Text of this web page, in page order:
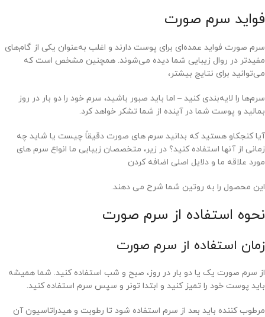
فواید سرم صورت
سرم‌ صورت فواید عمده‌ای برای پوست دارند و اغلب به‌عنوان یکی از گام‌های
مفیدتر در روال زیبایی شما دیده می‌شوند. همچنین مشخص است که
می‌توانید برای نتایج بیشتر،
سرم‌ها را لایه‌بندی کنید – اما باید صبور باشید، سرم خود را دو بار در روز
بمالید و پوست شما در آینده از شما تشکر خواهد کرد.
آیا کنجکاو هستید که بدانید سرم های صورت دقیقاً چیست یا شاید چه
زمانی از آنها استفاده کنید؟ در زیر، متخصصان زیبایی ما انواع سرم های
مورد علاقه ما و دلایل اصلی اضافه کردن
این محصول را به روتین شما شرح می دهند.
نحوه استفاده از سرم صورت
زمان استفاده از سرم صورت
از سرم صورت یک یا دو بار در روز، صبح و شب استفاده کنید. شما همیشه
باید پوست خود را تمیز کنید و ابتدا تونر و سپس سرم استفاده کنید.
مرطوب کننده باید بعد از سرم استفاده شود تا رطوبت و هیدراتاسیون آن